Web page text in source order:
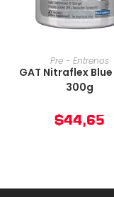
AÑADIR AL
Pre - Entrenos
GAT Nitraflex Blue
300g
$44,65